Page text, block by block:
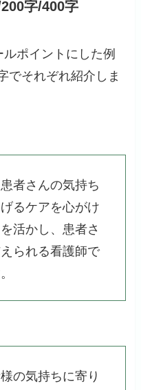
字/400字
ポイントにした例
でそれぞれ紹介しま
者さんの気持ち
るケアを心がけ
活かし、患者さ
られる看護師で
の気持ちに寄り